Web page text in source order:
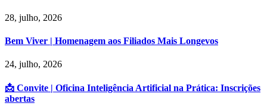
28, julho, 2026
Bem Viver | Homenagem aos Filiados Mais Longevos
24, julho, 2026
📩 Convite | Oficina Inteligência Artificial na Prática: Inscrições
abertas